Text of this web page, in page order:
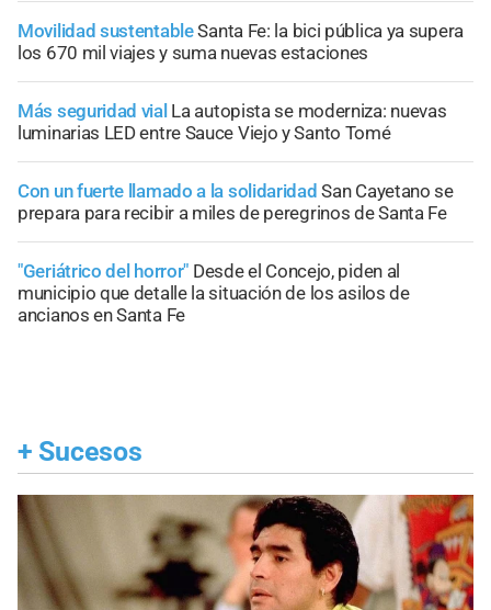
Movilidad sustentableSanta Fe: la bici pública ya supera
los 670 mil viajes y suma nuevas estaciones
Más seguridad vial La autopista se moderniza: nuevas
luminarias LED entre Sauce Viejo y Santo Tomé
Con un fuerte llamado a la solidaridad San Cayetano se
prepara para recibir a miles de peregrinos de Santa Fe
"Geriátrico del horror" Desde el Concejo, piden al
municipio que detalle la situación de los asilos de
ancianos en Santa Fe
+ Sucesos